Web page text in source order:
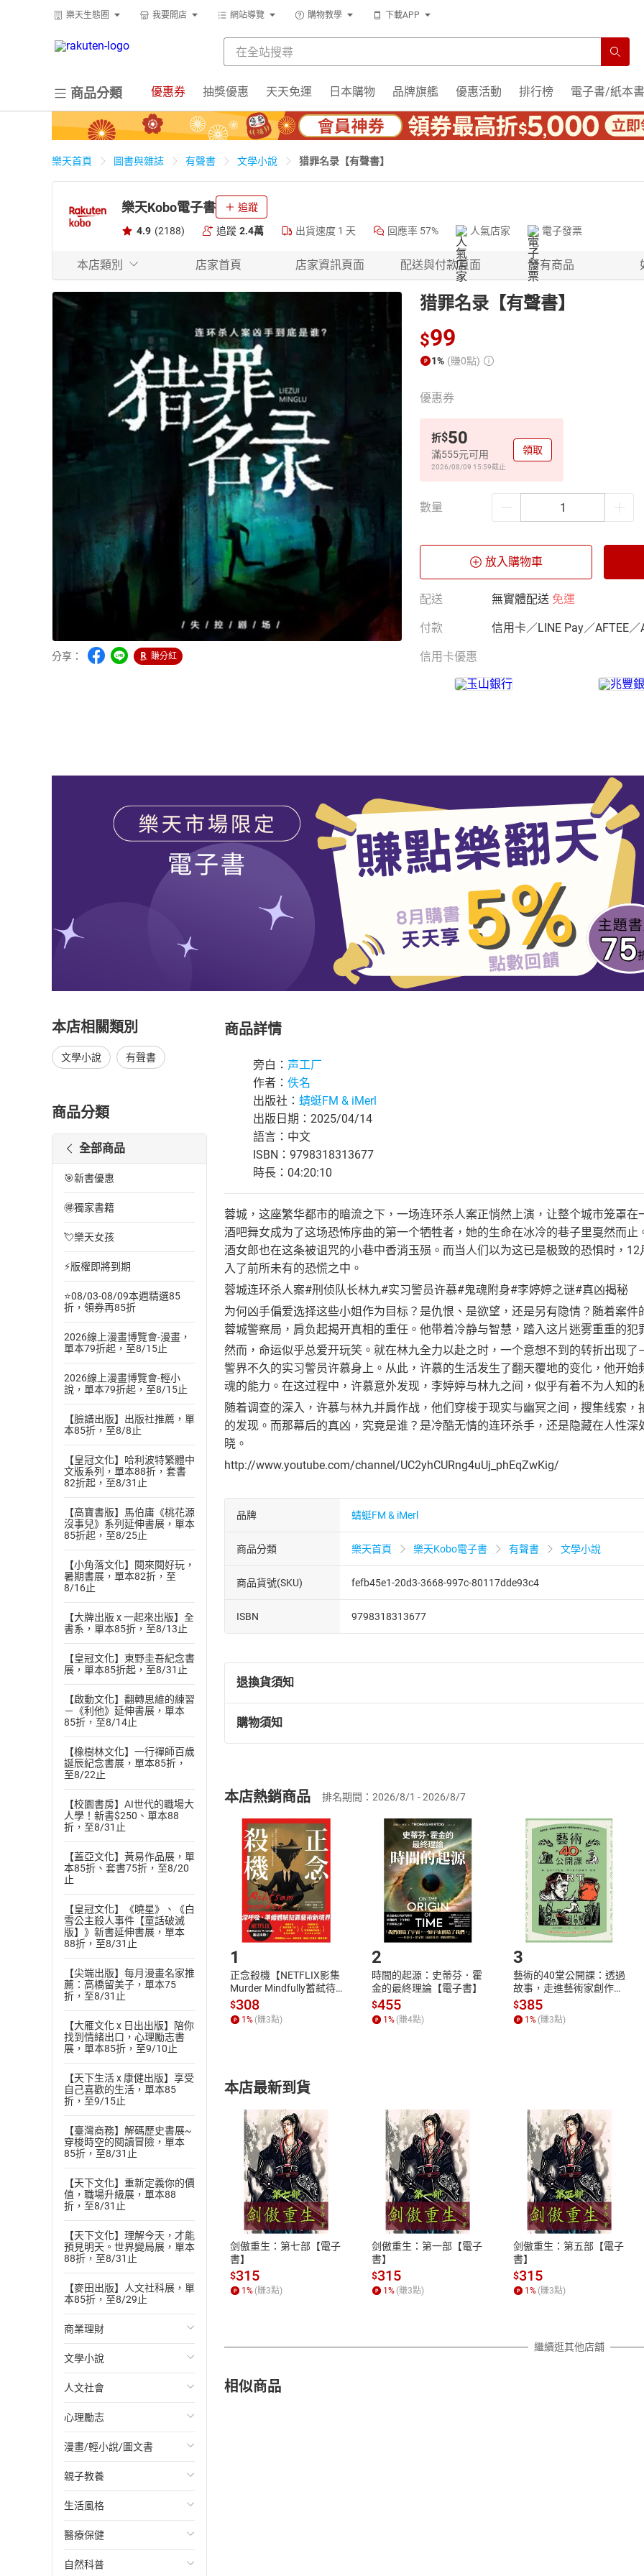
樂天生態圈 我要開店 網站導覽 購物教學 下載APP
商品分類 優惠券 抽獎優惠 天天免運 日本購物 品牌旗艦 優惠活動 排行榜 電子書/紙本書
樂天首頁 圖書與雜誌 有聲書 文學小說 猎罪名录【有聲書】
樂天Kobo電子書 追蹤
4.9 (2188) 追蹤 2.4萬 出貨速度 1 天 回應率 57% 人氣店家 電子發票
本店類別 店家首頁 店家資訊頁面 配送與付款頁面 所有商品
分享： 賺分紅
猎罪名录【有聲書】
$99
1% (賺0點)
優惠券
折$50
滿555元可用
2026/08/09 15:59截止
領取
數量
放入購物車
配送 無實體配送 免運
付款 信用卡／LINE Pay／AFTEE／
信用卡優惠
本店相關類別
文學小說 有聲書
商品分類
全部商品
🎯新書優惠
🉐獨家書籍
💘樂天女孩
⚡版權即將到期
⭐08/03-08/09本週精選85
折，領券再85折
2026線上漫畫博覽會-漫畫，
單本79折起，至8/15止
2026線上漫畫博覽會-輕小
說，單本79折起，至8/15止
【臉譜出版】出版社推薦，單
本85折，至8/8止
【皇冠文化】哈利波特繁體中
文版系列，單本88折，套書
82折起，至8/31止
【高寶書版】馬伯庸《桃花源
沒事兒》系列延伸書展，單本
85折起，至8/25止
【小角落文化】閱來閱好玩，
暑期書展，單本82折，至
8/16止
【大牌出版 x 一起來出版】全
書系，單本85折，至8/13止
【皇冠文化】東野圭吾紀念書
展，單本85折起，至8/31止
【啟動文化】翻轉思維的練習
－《利他》延伸書展，單本
85折，至8/14止
【橡樹林文化】一行禪師百歲
誕辰紀念書展，單本85折，
至8/22止
【校園書房】AI世代的職場大
人學！新書$250、單本88
折，至8/31止
【蓋亞文化】黃易作品展，單
本85折、套書75折，至8/20
止
【皇冠文化】《曉星》、《白
雪公主殺人事件【童話破滅
版】》新書延伸書展，單本
88折，至8/31止
【尖端出版】每月漫畫名家推
薦：高橋留美子，單本75
折，至8/31止
【大雁文化 x 日出出版】陪你
找到情緒出口，心理勵志書
展，單本85折，至9/10止
【天下生活 x 康健出版】享受
自己喜歡的生活，單本85
折，至9/15止
【臺灣商務】解碼歷史書展~
穿梭時空的閱讀冒險，單本
85折，至8/31止
【天下文化】重新定義你的價
值，職場升級展，單本88
折，至8/31止
【天下文化】理解今天，才能
預見明天。世界變局展，單本
88折，至8/31止
【麥田出版】人文社科展，單
本85折，至8/29止
商業理財
投資理財
經濟/趨勢
財務/金融
管理/領導
職場工作術
成功法
行銷/廣告
傳記
文學小說
歐美文學
日本文學
韓國文學
華文文學
經典文學
成長/家庭生活小說
懸疑/推理小說
人文社會
國際關係
政治
社會科學
台灣/中國歷史
日/韓歷史
其他歷史/史學
心理勵志
心靈成長/情緒
人際關係
兩性關係
心理學
漫畫/輕小說/圖文書
輕小說
奇幻/科幻
愛情故事
職場/社會寫實
親子教養
教育現場
兒童文學/故事
兒童科普/學習
生活風格
飲食/食譜
健身/美顏
醫療保健
健康/養生
自然科普
商品詳情
旁白： 声工厂
作者： 佚名
出版社： 蜻蜓FM & iMerl
出版日期：2025/04/14
語言：中文
ISBN：9798318313677
時長：04:20:10
蓉城，这座繁华都市的暗流之下，一场连环杀人案正悄然上演，让整个城市笼罩
酒吧舞女成为了这场恐怖序曲的第一个牺牲者，她的生命在冰冷的巷子里戛然而
酒女郎也在这条被诅咒的小巷中香消玉殒。而当人们以为这已是极致的恐惧时，
入了前所未有的恐慌之中。
蓉城连环杀人案#刑侦队长林九#实习警员许慕#鬼魂附身#李婷婷之谜#真凶揭秘
为何凶手偏爱选择这些小姐作为目标？是仇恨、是欲望，还是另有隐情？随着案
蓉城警察局，肩负起揭开真相的重任。他带着冷静与智慧，踏入这片迷雾重重的
然而，命运似乎总爱开玩笑。就在林九全力以赴之时，一个意想不到的转折出现
警界不久的实习警员许慕身上。从此，许慕的生活发生了翻天覆地的变化，他开
魂的能力。在这过程中，许慕意外发现，李婷婷与林九之间，似乎有着不为人知
随着调查的深入，许慕与林九并肩作战，他们穿梭于现实与幽冥之间，搜集线索
的发现。而那幕后的真凶，究竟是谁？是冷酷无情的连环杀手，还是隐藏在人性
晓。
http://www.youtube.com/channel/UC2yhCURng4uUj_phEqZwKig/
品牌 蜻蜓FM & iMerl
商品分類 樂天首頁 樂天Kobo電子書 有聲書 文學小說
商品貨號(SKU) fefb45e1-20d3-3668-997c-80117dde93c4
ISBN 9798318313677
退換貨須知
退換貨規定：
(一)依消費者保護法第19條第1項後段暨通訊交易解除權合理例外情事適用
(二)消費者訂購本店鋪之商品即代表知悉本店鋪所銷售之商品為電子書，
且已下載/存取電子書，不得請求退貨退款。
退貨方式：您欲取消訂單或辦理退貨時，請登入樂天市場，並於「我的訂單
貨」，本店鋪將依您的申請進行審核，待審核通過後將為您辦理退款事宜。
請注意，樂天市場須以整筆訂單為單位進行取消/退貨，恕無法以單支商品取
購物須知
挑選商品
Choose
放入購物車
Shopping cart
登入帳號
Login
購書後，如何開始使用？
Step1.選擇閱讀載具 Step2.登入
付款方式
ATM轉帳、信用卡、LINE PAY、AFTEE
退換貨規範
本店是否提供消費者保護法七日猶
之權利，遽消費者保護法及通訊交
除權合理例外情事適用準則，依商
質各有不同規定。詳細退換貨說明
照各商品說明。
本店熱銷商品 排名期間：2026/8/1 - 2026/8/7
1
正念殺機【NETFLIX影集
Murder Mindfully蓄弒待
發】【電子書】
$308
1 % (賺3點)
2
時間的起源：史蒂芬．霍
金的最終理論【電子書】
$455
1 % (賺4點)
3
藝術的40堂公開課：透過
故事，走進藝術家創作現
場，看藝術如何誕生、如
何形塑人類生活【電子
書】
$385
1 % (賺3點)
本店最新到貨
剑傲重生：第七部【電子
書】
$315
1 % (賺3點)
剑傲重生：第一部【電子
書】
$315
1 % (賺3點)
剑傲重生：第五部【電子
書】
$315
1 % (賺3點)
繼續逛其他店舖
相似商品